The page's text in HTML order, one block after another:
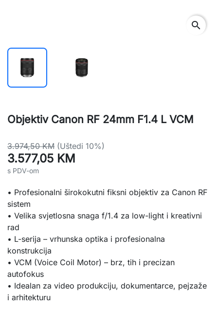
search
Objektiv Canon RF 24mm F1.4 L VCM
3.974,50 KM (Uštedi 10%)
3.577,05 KM
s PDV-om
• Profesionalni širokokutni fiksni objektiv za Canon RF
sistem
• Velika svjetlosna snaga f/1.4 za low-light i kreativni
rad
• L-serija – vrhunska optika i profesionalna
konstrukcija
• VCM (Voice Coil Motor) – brz, tih i precizan
autofokus
• Idealan za video produkciju, dokumentarce, pejzaže
i arhitekturu